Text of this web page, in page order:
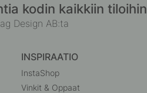
kodin kaikkiin tiloihin
Design AB:ta
INSPIRAATIO
InstaShop
Vinkit & Oppaat